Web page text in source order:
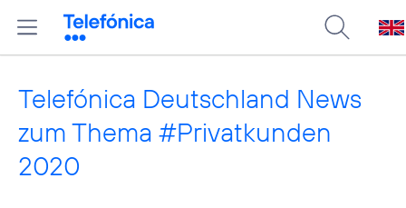
Telefónica Deutschland News
zum Thema #Privatkunden
2020